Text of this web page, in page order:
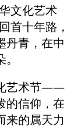
文化艺术
首十年路，
丹青，在中
艺术节——
的信仰，在
来的属天力